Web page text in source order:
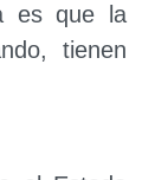
es que la
tienen